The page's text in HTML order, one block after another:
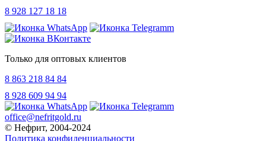
8 928 127 18 18
Только для оптовых клиентов
8 863 218 84 84
8 928 609 94 94
office@nefritgold.ru
© Нефрит, 2004-2024
Политика конфиденциальности